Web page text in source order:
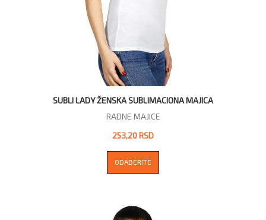
SUBLI LADY ŽENSKA SUBLIMACIONA MAJICA
RADNE MAJICE
253,20 RSD
ODABERITE